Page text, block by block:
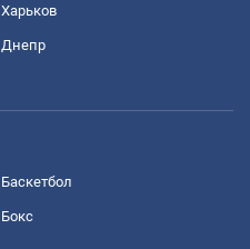
Харьков
Днепр
Баскетбол
Бокс